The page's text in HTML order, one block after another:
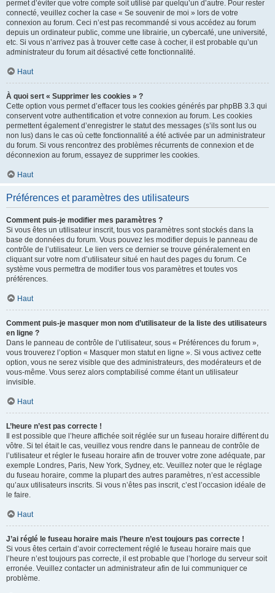
permet d’éviter que votre compte soit utilisé par quelqu’un d’autre. Pour rester
connecté, veuillez cocher la case « Se souvenir de moi » lors de votre
connexion au forum. Ceci n’est pas recommandé si vous accédez au forum
depuis un ordinateur public, comme une librairie, un cybercafé, une université,
etc. Si vous n’arrivez pas à trouver cette case à cocher, il est probable qu’un
administrateur du forum ait désactivé cette fonctionnalité.
Haut
À quoi sert « Supprimer les cookies » ?
Cette option vous permet d’effacer tous les cookies générés par phpBB 3.3 qui
conservent votre authentification et votre connexion au forum. Les cookies
permettent également d’enregistrer le statut des messages (s’ils sont lus ou
non lus) dans le cas où cette fonctionnalité a été activée par un administrateur
du forum. Si vous rencontrez des problèmes récurrents de connexion et de
déconnexion au forum, essayez de supprimer les cookies.
Haut
Préférences et paramètres des utilisateurs
Comment puis-je modifier mes paramètres ?
Si vous êtes un utilisateur inscrit, tous vos paramètres sont stockés dans la
base de données du forum. Vous pouvez les modifier depuis le panneau de
contrôle de l’utilisateur. Le lien vers ce dernier se trouve généralement en
cliquant sur votre nom d’utilisateur situé en haut des pages du forum. Ce
système vous permettra de modifier tous vos paramètres et toutes vos
préférences.
Haut
Comment puis-je masquer mon nom d’utilisateur de la liste des utilisateurs
en ligne ?
Dans le panneau de contrôle de l’utilisateur, sous « Préférences du forum »,
vous trouverez l’option « Masquer mon statut en ligne ». Si vous activez cette
option, vous ne serez visible que des administrateurs, des modérateurs et de
vous-même. Vous serez alors comptabilisé comme étant un utilisateur
invisible.
Haut
L’heure n’est pas correcte !
Il est possible que l’heure affichée soit réglée sur un fuseau horaire différent du
vôtre. Si tel était le cas, veuillez vous rendre dans le panneau de contrôle de
l’utilisateur et régler le fuseau horaire afin de trouver votre zone adéquate, par
exemple Londres, Paris, New York, Sydney, etc. Veuillez noter que le réglage
du fuseau horaire, comme la plupart des autres paramètres, n’est accessible
qu’aux utilisateurs inscrits. Si vous n’êtes pas inscrit, c’est l’occasion idéale de
le faire.
Haut
J’ai réglé le fuseau horaire mais l’heure n’est toujours pas correcte !
Si vous êtes certain d’avoir correctement réglé le fuseau horaire mais que
l’heure n’est toujours pas correcte, il est probable que l’horloge du serveur soit
erronée. Veuillez contacter un administrateur afin de lui communiquer ce
problème.